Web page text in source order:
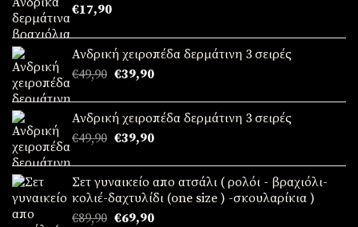
€17,90
Ανδρική χειροπέδα δερμάτινη 3 σειρές
€49,90 Original
was:
€49,90.
€39,90Η
τιμή
είναι:
€39,90.
Ανδρική χειροπέδα δερμάτινη 3 σειρές
€49,90 Original
was:
€49,90.
€39,90Η
τιμή
είναι:
€39,90.
Σετ γυναικείο απο ατσάλι ( ρολόι - βραχιόλι-
κολιέ-δαχτυλίδι (one size ) -σκουλαρίκια )
€89,90 Original
€69,90Η